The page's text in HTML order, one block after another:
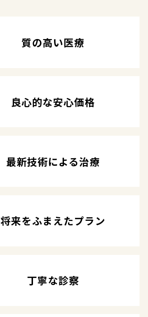
質の高い医療
良心的な安心価格
最新技術による治療
将来をふまえたプラン
丁寧な診察